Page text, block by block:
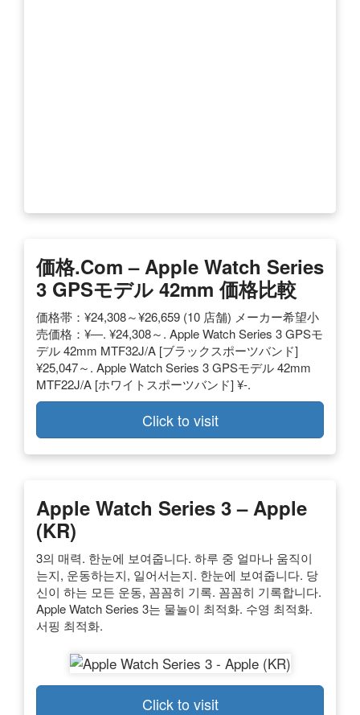
価格.com – Apple Watch Series
3 GPSモデル 42mm 価格比較
価格帯：¥24,308～¥26,659 (10 店舗) メーカー希望小
売価格：¥―. ¥24,308～. Apple Watch Series 3 GPSモ
デル 42mm MTF32J/A [ブラックスポーツバンド]
¥25,047～. Apple Watch Series 3 GPSモデル 42mm
MTF22J/A [ホワイトスポーツバンド] ¥-.
Click to visit
Apple Watch Series 3 – Apple
(KR)
3의 매력. 한눈에 보여줍니다. 하루 중 얼마나 움직이
는지, 운동하는지, 일어서는지. 한눈에 보여줍니다. 당
신이 하는 모든 운동, 꼼꼼히 기록. 꼼꼼히 기록합니다.
Apple Watch Series 3는 물놀이 최적화. 수영 최적화.
서핑 최적화.
Click to visit